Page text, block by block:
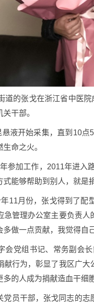
道的张戈在浙江省中医
干部。
液开始采集，直到10
命之火。
参加工作，2011年进入
能够帮助到别人，就是
11月份，张戈得到了配
急管理办公室主要负责
做一点贡献，我觉得自
会党组书记、常务副会
献行为，彰显了我区广
的人成为捐献造血干细
党员干部，张戈同志的